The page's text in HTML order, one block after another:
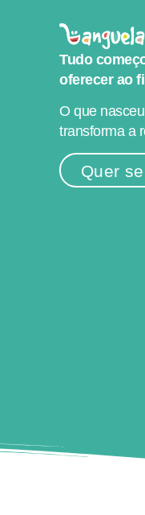
Tudo
oferecer ao
O que
transforma a
Quer